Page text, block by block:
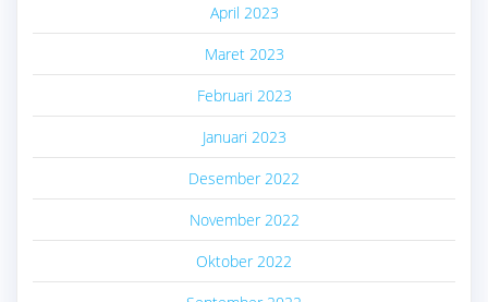
April 2023
Maret 2023
Februari 2023
Januari 2023
Desember 2022
November 2022
Oktober 2022